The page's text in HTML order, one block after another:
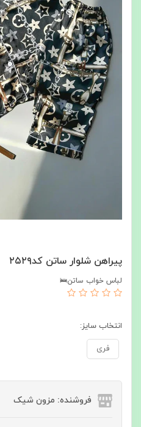
پیراهن شلوار ساتن کد۲۵۲۹
لباس خواب ساتن🛌
انتخاب سایز:
فری
فروشنده: مزون شیک